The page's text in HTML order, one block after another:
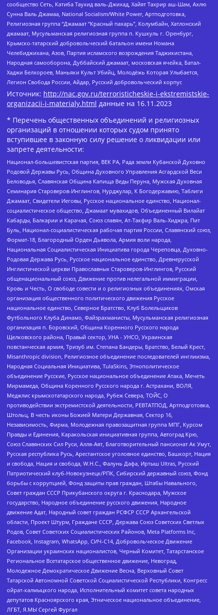
сообщество Сеть, Катиба Таухид валь-Джихад, Хайят Тахрир аш-Шам, Ахлю
Сунна Валь Джамаа, National Socialism/White Power, Артподготовка,
Религиозная группа “Джамаат “Красный пахарь”, Колумбайн, Хатлонский
джамаат, Мусульманская религиозная группа п. Кушкуль г. Оренбург,
Крымско-татарский добровольческий батальон имени Номана
Челебиджихана, Азов, Партия исламского возрождения Таджикистана,
Народная самооборона, Дуббайский джамаат, московская ячейка, Батал-
Хаджи Белхороев, Маньяки Культ Убийц, Молодёжь Которая Улыбается,
Легион Свобода России, Айдар, Русский добровольческий корпус
Источник: http://nac.gov.ru/terroristicheskie-i-ekstremistskie-
organizacii-i-materialy.html данные на 16.11.2023
* Перечень общественных объединений и религиозных
организаций в отношении которых судом принято
вступившее в законную силу решение о ликвидации или
запрете деятельности:
Национал-большевистская партия, ВЕК РА, Рада земли Кубанской Духовно
Родовой Державы Русь, Община Духовного Управления Асгардской Веси
Беловодья, Славянская Община Капища Веды Перуна, Мужская Духовная
Семинария Староверов-Инглингов, Нурджулар, К Богодержавию, Таблиги
Джамаат, Свидетели Иеговы, Русское национальное единство, Национал-
социалистическое общество, Джамаат мувахидов, Объединенный Вилайат
Кабарды, Балкарии и Карачая, Союз славян, Ат-Такфир Валь-Хиджра, Пит
Буль, Национал-социалистическая рабочая партия России, Славянский союз,
Формат-18, Благородный Орден Дьявола, Армия воли народа,
Национальная Социалистическая Инициатива города Череповца, Духовно-
Родовая Держава Русь, Русское национальное единство, Древнерусской
Инглистической церкви Православных Староверов-Инглингов, Русский
общенациональный союз, Движение против нелегальной иммиграции,
Кровь и Честь, О свободе совести и о религиозных объединениях, Омская
организация общественного политического движения Русское
национальное единство, Северное Братство, Клуб Болельщиков
Футбольного Клуба Динамо, Файзрахманисты, Мусульманская религиозная
организация п. Боровский, Община Коренного Русского народа
Щелковского района, Правый сектор, УНА - УНСО, Украинская
повстанческая армия, Тризуб им. Степана Бандеры, Братство, Белый Крест,
Misanthropic division, Религиозное объединение последователей инглиизма,
Народная Социальная Инициатива, TulaSkins, Этнополитическое
объединение Русские, Русское национальное объединение Атака, Мечеть
Мирмамеда, Община Коренного Русского народа г. Астрахани, ВОЛЯ,
Меджлис крымскотатарского народа, Рубеж Севера, ТОЙС, О
противодействии экстремистской деятельности, РЕВТАТПОД, Артподготовка,
Штольц, В честь иконы Божией Матери Державная, Сектор 16,
Независимость, Фирма, Молодежная правозащитная группа МПГ, Курсом
Правды и Единения, Каракольская инициативная группа, Автоград Крю,
Союз Славянских Сил Руси, Алля-Аят, Благотворительный пансионат Ак Умут,
Русская республика Русь, Арестантское уголовное единство, Башкорт, Нация
и свобода, Нация и свобода, W.H.С., Фалунь Дафа, Иртыш Ultras, Русский
Патриотический клуб-Новокузнецк/РПК, Сибирский державный союз, Фонд
борьбы с коррупцией, Фонд защиты прав граждан, Штабы Навального,
Совет граждан СССР Прикубанского округа г. Краснодара, Мужское
государство, Народное объединение русского движения, Народное
движение Адат, Народный совет граждан РСФСР СССР Архангельской
области, Проект Штурм, Граждане СССР, Держава Союз Советских Светлых
Родов, Совет Советских Социалистических Районов, Meta Platforms Inc,
Facebook, Instagram, WhatsApp, СИЧ-С14, Добровольческое Движение
Организации украинских националистов, Черный Комитет, Татарстанское
Региональное Всетатарское общественное движение, Невоград,
Молодежное Демократическое Движение Весна, Верховный Совет
Татарской Автономной Советской Социалистической Республики, Конгресс
ойрат-калмыцкого народа, Исполнительный комитет совета народных
депутатов Красноярского края, Этническое национальное объединение,
ЛГБТ, Я.МЫ Сергей Фургал